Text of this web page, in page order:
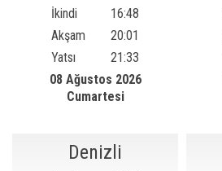
İkindi
16:48
Akşam
20:01
Yatsı
21:33
08 Ağustos 2026
Cumartesi
Denizli